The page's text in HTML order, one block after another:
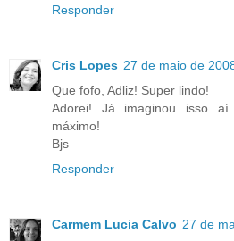
Responder
Cris Lopes 27 de maio de
Que fofo, Adliz! Super lindo!
Adorei! Já imaginou isso aí
máximo!
Bjs
Responder
Carmem Lucia Calvo 27 de